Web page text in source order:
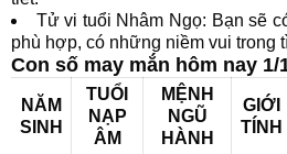
Tử vi tuổi Nhâm Ngọ: Bạn sẽ
phù hợp, có những niềm vui trong
Con số may mắn hôm nay 1/
NĂM
SINH
TUỔI
NẠP
ÂM
MỆNH
NGŨ
HÀNH
GIỚI
TÍNH